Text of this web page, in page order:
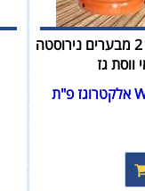
מכשיר / מתקן שווארמה גז ביתי מקצועי 2 מבערים נירוסטה
ווסת גז